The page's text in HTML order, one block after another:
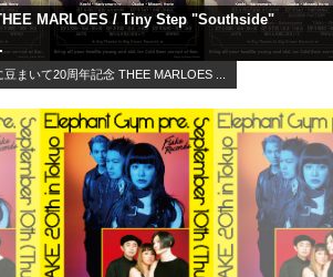
MARLOES / Tiny Step "Southside"
まいて20周年記念 THEE MARLOES ...